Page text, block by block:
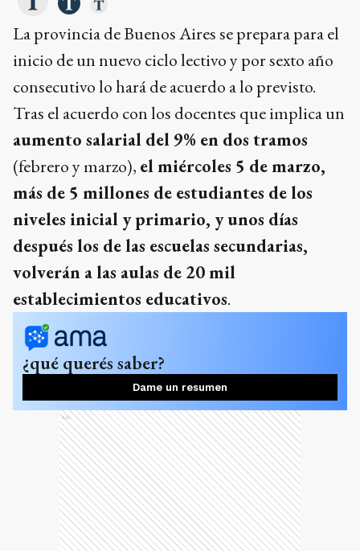
La provincia de Buenos Aires se prepara para el
inicio de un nuevo ciclo lectivo y por sexto año
consecutivo lo hará de acuerdo a lo previsto.
Tras el acuerdo con los docentes que implica un
aumento salarial del 9% en dos tramos
(febrero y marzo), el miércoles 5 de marzo,
más de 5 millones de estudiantes de los
niveles inicial y primario, y unos días
después los de las escuelas secundarias,
volverán a las aulas de 20 mil
establecimientos educativos.
¿qué querés saber?
Dame un resumen
Ads